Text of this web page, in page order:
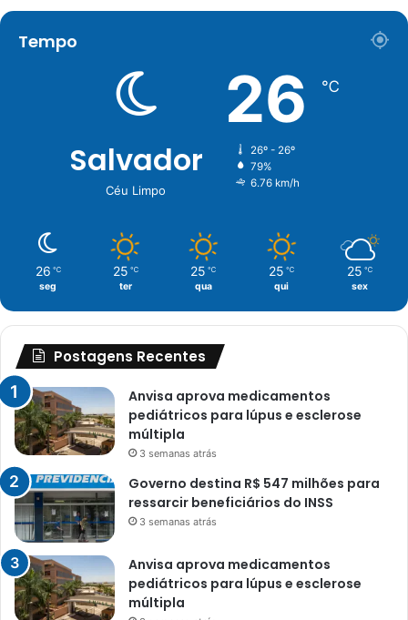
Tempo
Salvador
Céu Limpo
26 ℃
26º - 26º
79%
6.76 km/h
26 ℃
seg
25 ℃
ter
25 ℃
qua
25 ℃
qui
25 ℃
sex
Postagens Recentes
Anvisa aprova medicamentos
pediátricos para lúpus e esclerose
múltipla
3 semanas atrás
Governo destina R$ 547 milhões para
ressarcir beneficiários do INSS
3 semanas atrás
Anvisa aprova medicamentos
pediátricos para lúpus e esclerose
múltipla